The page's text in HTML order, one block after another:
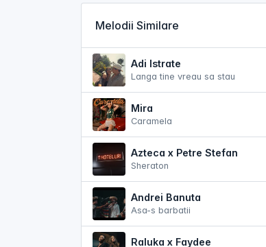
Melodii Similare
Adi Istrate
Langa tine vreau sa stau
Mira
Caramela
Azteca x Petre Stefan
Sheraton
Andrei Banuta
Asa-s barbatii
Raluka x Faydee